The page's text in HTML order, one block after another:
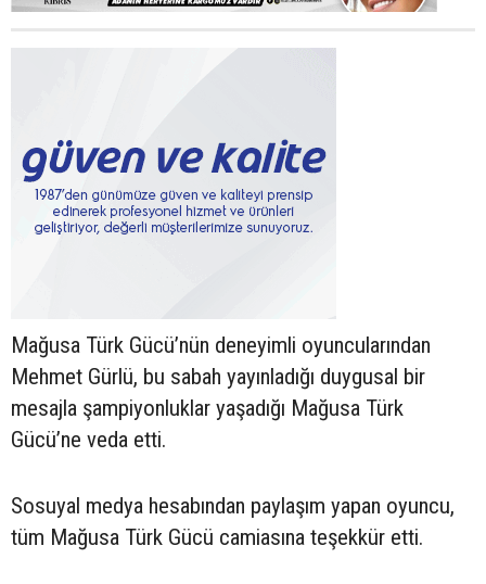
Mağusa Türk Gücü’nün deneyimli oyuncularından
Mehmet Gürlü, bu sabah yayınladığı duygusal bir
mesajla şampiyonluklar yaşadığı Mağusa Türk
Gücü’ne veda etti.
Sosuyal medya hesabından paylaşım yapan oyuncu,
tüm Mağusa Türk Gücü camiasına teşekkür etti.